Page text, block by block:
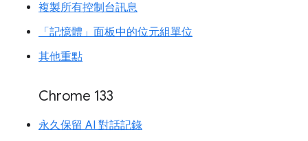
複製所有控制台訊息
「記憶體」面板中的位元組單位
其他重點
Chrome 133
永久保留 AI 對話記錄